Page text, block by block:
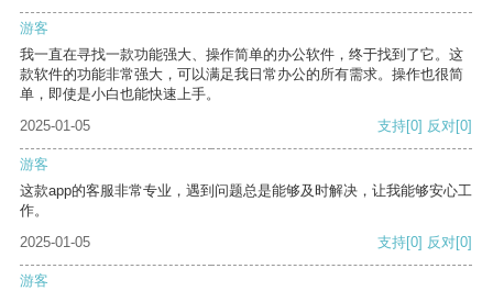
游客
我一直在寻找一款功能强大、操作简单的办公软件，终于找到了它。这
款软件的功能非常强大，可以满足我日常办公的所有需求。操作也很简
单，即使是小白也能快速上手。
2025-01-05
支持[0] 反对[0]
游客
这款app的客服非常专业，遇到问题总是能够及时解决，让我能够安心工
作。
2025-01-05
支持[0] 反对[0]
游客